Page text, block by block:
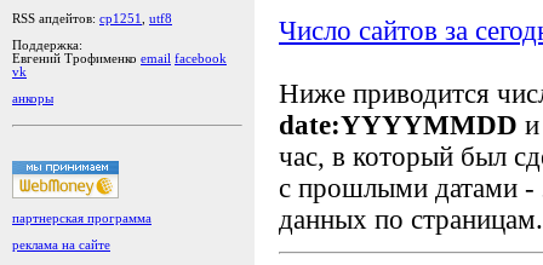
RSS апдейтов: cp1251
utf8
Поддержка:
Евгений Трофименко email facebook
vk
анкоры
партнерская программа
реклама на сайте
Число сайтов за
Ниже приводится
date:YYYYMMDD
час, в который был
с прошлыми датами -
данных по страницам.